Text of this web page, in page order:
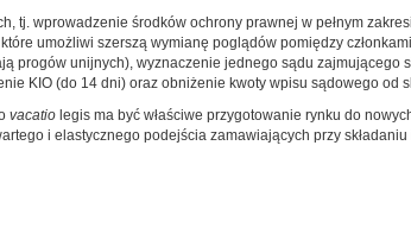
tj. wprowadzenie środków ochrony prawnej w pełnym
umożliwi szerszą wymianę poglądów pomiędzy
progów unijnych), wyznaczenie jednego sądu
KIO (do 14 dni) oraz obniżenie kwoty wpisu sądowego od
vacatio legis ma być właściwe przygotowanie rynku do
i elastycznego podejścia zamawiających przy